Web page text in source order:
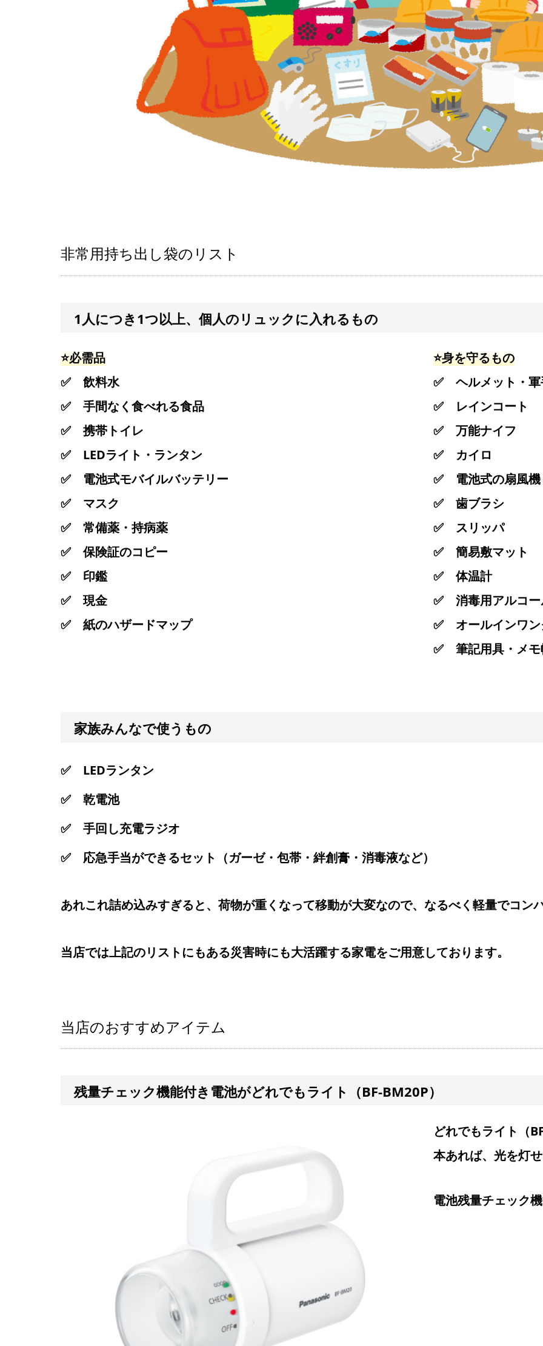
非常用持ち出し袋のリスト
1人につき1つ以上、個人のリュックに入れるもの
⭐️必需品
✅ 飲料水
✅ 手間なく食べれる食品
✅ 携帯トイレ
✅ LEDライト・ランタン
✅ 電池式モバイルバッテリー
✅ マスク
✅ 常備薬・持病薬
✅ 保険証のコピー
✅ 印鑑
✅ 現金
✅ 紙のハザードマップ
⭐️身を守るもの
✅ ヘルメット・軍
✅ レインコート
✅ 万能ナイフ
✅ カイロ
✅ 電池式の扇風機
✅ 歯ブラシ
✅ スリッパ
✅ 簡易敷マット
✅ 体温計
✅ 消毒用アルコー
✅ オールインワン
✅ 筆記用具・メモ
家族みんなで使うもの
✅ LEDランタン
✅ 乾電池
✅ 手回し充電ラジオ
✅ 応急手当ができるセット（ガーゼ・包帯・絆創膏・消毒液など）
あれこれ詰め込みすぎると、荷物が重くなって移動が大変なので、なるべく軽量でコン
当店では上記のリストにもある災害時にも大活躍する家電をご用意しております。
当店のおすすめアイテム
残量チェック機能付き電池がどれでもライト（BF-BM20P）
どれでもライト（
本あれば、光を灯
電池残量チェック